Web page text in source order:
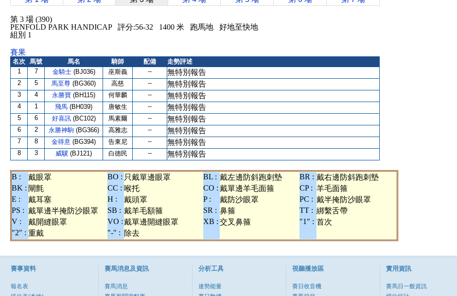
第 3 場 (390)
PENFOLD PARK HANDICAP 評分:56-32 1400 米 跑馬地 好地至快地
組別 1
賽果
名次 馬號 馬名 騎師 配備
走勢評述
1
7 金騎士 (BJ036) 巫斯義 -- 無特別報告
2 5 馬至尊 (BG360) 高慈 -- 無特別報告
3 4 永勝寶 (BH115) 何華麟 -- 無特別報告
4 1 飛馬 (BH039) 唐敏生 -- 無特別報告
5 6 好喜訊 (BC102) 馬素爾 -- 無特別報告
6 2 永勝神駒 (BG366) 高雅志 -- 無特別報告
7 8 金得意 (BG394) 告東尼 -- 無特別報告
8 3 威驥 (BJ121) 白德民 -- 無特別報告
B : 戴眼罩 BO : 只戴單邊眼罩 BL : 戴左邊防斜跑刺墊 BR : 戴右邊防斜跑刺墊
BK : 閘氈 CC : 喉托 CO : 戴單邊羊毛面箍 CP : 羊毛面箍
E :
戴耳塞 H : 戴頭罩 P : 戴防沙眼罩 PC : 戴半掩防沙眼罩
PS : 戴單邊半掩防沙眼罩 SB : 戴羊毛額箍 SR : 鼻箍 TT : 綁繫舌帶
V :
戴開縫眼罩 VO :戴單邊開縫眼罩 XB : 交叉鼻箍 "1" : 首次
"2" : 重戴 "-" : 除去
賽事資料
報名表
賽馬消息及資訊
賽馬消息
分析工具
速勢能量
視聽播放區
賽日收音機
實用資訊
賽馬日一般資訊